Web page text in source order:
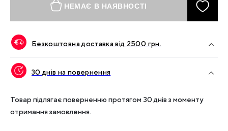
НЕМАЄ В НАЯВНОСТІ
Безкоштовна доставка від 2500 грн.
30 днів на повернення
Товар підлягає поверненню протягом 30 днів з моменту
отримання замовлення.